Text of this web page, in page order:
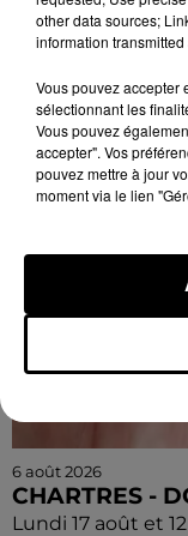
et-Cher), ancien
la Bernache.
6 août 2026
CHARTRES -
Lundi 17 août et
other data sources;
information
Vous pouvez accepter
sélectionnant les
Vous pouvez
accepter". Vos
pouvez mettre à jour
moment via le lien